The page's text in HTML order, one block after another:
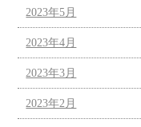
2023年5月
2023年4月
2023年3月
2023年2月